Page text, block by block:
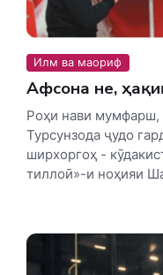
Илм ва маориф
Афсона не,
Роҳи нави
Турсунзода ҷудо
ширхоргоҳ -
тиллоӣ»-и ноҳияи